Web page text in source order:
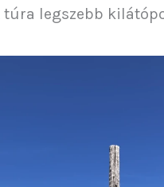
túra legszebb